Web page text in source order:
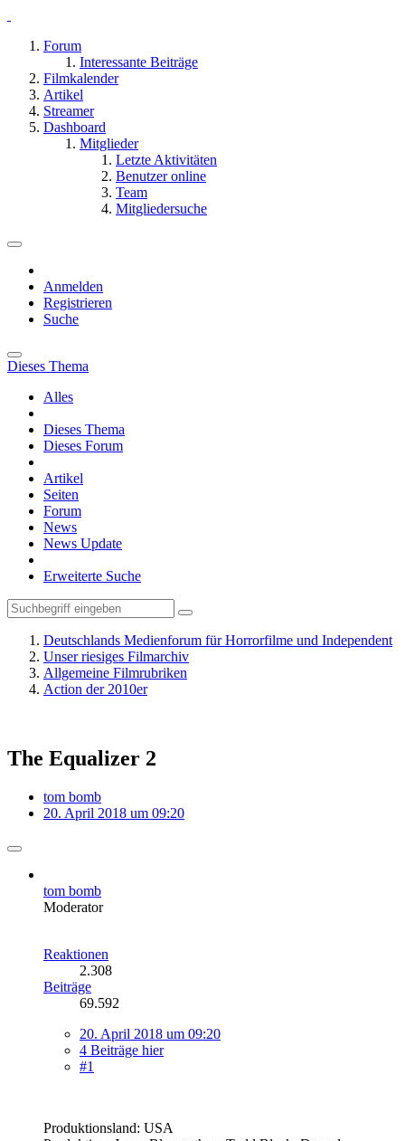
Forum
Interessante Beiträge
Filmkalender
Artikel
Streamer
Dashboard
Mitglieder
Letzte Aktivitäten
Benutzer online
Team
Mitgliedersuche
Anmelden
Registrieren
Suche
Dieses Thema
Alles
Dieses Thema
Dieses Forum
Artikel
Seiten
Forum
News
News Update
Erweiterte Suche
Deutschlands Medienforum für Horrorfilme und Independent
Unser riesiges Filmarchiv
Allgemeine Filmrubriken
Action der 2010er
The Equalizer 2
tom bomb
20. April 2018 um 09:20
tom bomb
Moderator
Reaktionen
2.308
Beiträge
69.592
20. April 2018 um 09:20
4 Beiträge hier
#1
Produktionsland: USA